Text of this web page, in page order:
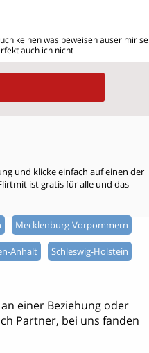
keinen was beweisen auser mir se
auch ich nicht
und klicke einfach auf einen der
ist gratis für alle und das
Mecklenburg-Vorpommern
Anhalt Schleswig-Holstein
einer Beziehung oder
Partner, bei uns fanden